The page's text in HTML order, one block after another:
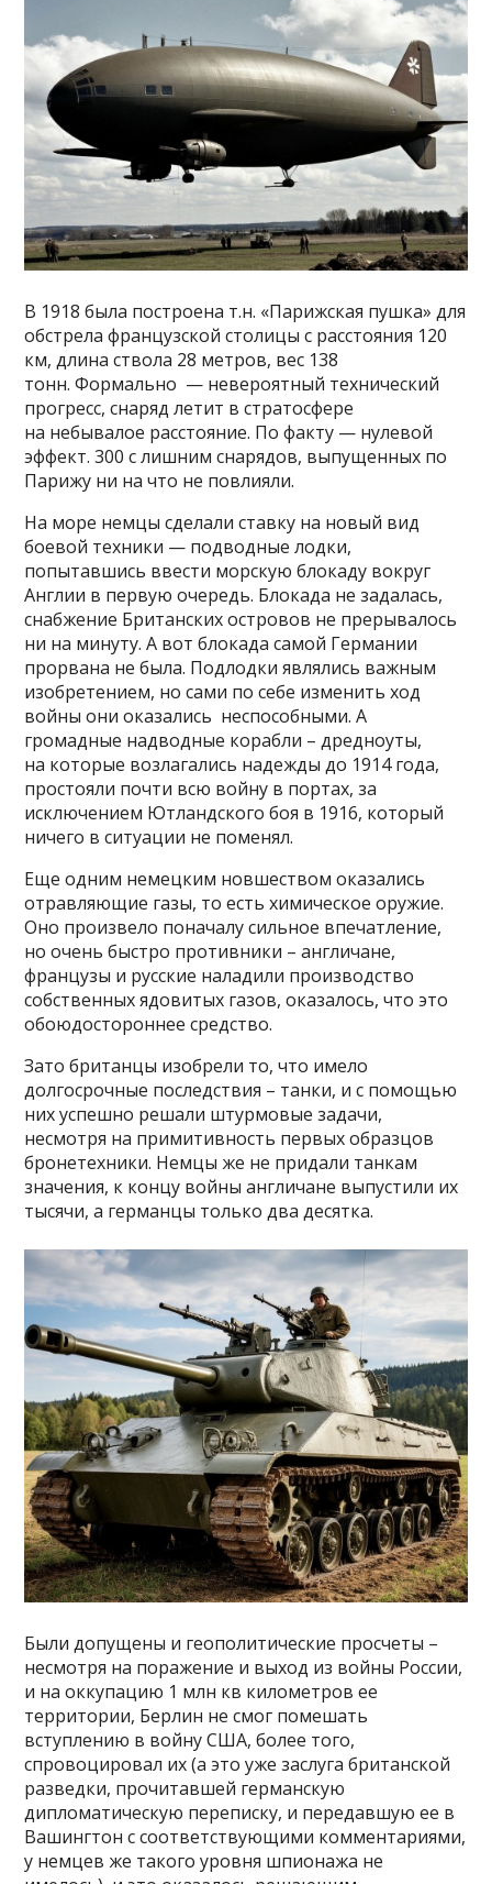
В 1918 была построена т.н. «Парижская пушка» для
обстрела французской столицы с расстояния 120
км, длина ствола 28 метров, вес 138
тонн. Формально — невероятный технический
прогресс, снаряд летит в стратосфере
на небывалое расстояние. По факту — нулевой
эффект. 300 с лишним снарядов, выпущенных по
Парижу ни на что не повлияли.
На море немцы сделали ставку на новый вид
боевой техники — подводные лодки,
попытавшись ввести морскую блокаду вокруг
Англии в первую очередь. Блокада не задалась,
снабжение Британских островов не прерывалось
ни на минуту. А вот блокада самой Германии
прорвана не была. Подлодки являлись важным
изобретением, но сами по себе изменить ход
войны они оказались неспособными. А
громадные надводные корабли – дредноуты,
на которые возлагались надежды до 1914 года,
простояли почти всю войну в портах, за
исключением Ютландского боя в 1916, который
ничего в ситуации не поменял.
Еще одним немецким новшеством оказались
отравляющие газы, то есть химическое оружие.
Оно произвело поначалу сильное впечатление,
но очень быстро противники – англичане,
французы и русские наладили производство
собственных ядовитых газов, оказалось, что это
обоюдостороннее средство.
Зато британцы изобрели то, что имело
долгосрочные последствия – танки, и с помощью
них успешно решали штурмовые задачи,
несмотря на примитивность первых образцов
бронетехники. Немцы же не придали танкам
значения, к концу войны англичане выпустили их
тысячи, а германцы только два десятка.
Были допущены и геополитические просчеты –
несмотря на поражение и выход из войны России,
и на оккупацию 1 млн кв километров ее
территории, Берлин не смог помешать
вступлению в войну США, более того,
спровоцировал их (а это уже заслуга британской
разведки, прочитавшей германскую
дипломатическую переписку, и передавшую ее в
Вашингтон с соответствующими комментариями,
у немцев же такого уровня шпионажа не